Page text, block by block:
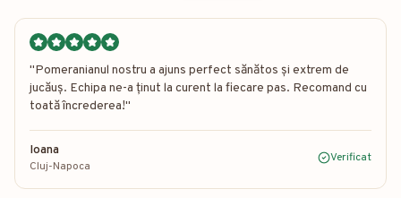
"Pomeranianul nostru a ajuns perfect sănătos și extrem de
jucăuș. Echipa ne-a ținut la curent la fiecare pas. Recomand cu
toată încrederea!"
Ioana
Cluj-Napoca
Verificat